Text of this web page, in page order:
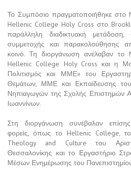
Το Συμπόσιο πραγματοποιήθηκε στο
Hellenic College Holy Cross στο
παράλληλη διαδικτυακή μετάδοση,
συμμετοχής και παρακολούθησης
κοινό. Τη διοργάνωση ανέλαβαν
Hellenic College Holy Cross και η
Πολιτισμός και ΜΜΕ» του
Θεμάτων, ΜΜΕ και Εκπαίδευσης
Νηπιαγωγών της Σχολής Επιστημών
Ιωαννίνων.
Στη διοργάνωση συνέβαλαν επίσης
φορείς, όπως το Hellenic College,
Theology and Culture του
Θεσσαλονίκης και το Εργαστήριο
Μέσων Ενημέρωσης του